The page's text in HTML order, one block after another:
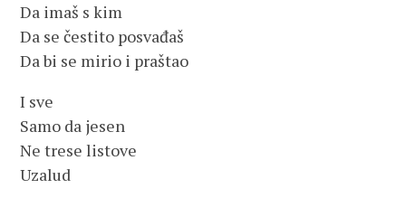
Da imaš s kim
Da se čestito posvađaš
Da bi se mirio i praštao
I sve
Samo da jesen
Ne trese listove
Uzalud